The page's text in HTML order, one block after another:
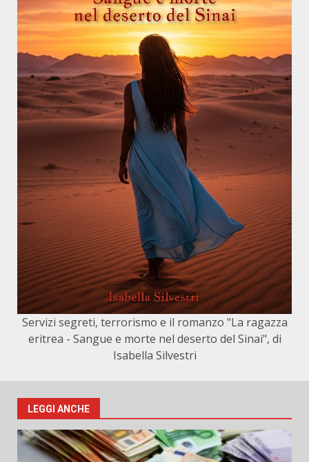
Servizi segreti, terrorismo e il romanzo "La ragazza
eritrea - Sangue e morte nel deserto del Sinai", di
Isabella Silvestri
LEGGI ANCHE